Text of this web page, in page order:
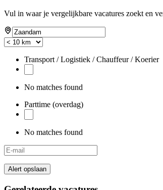
Vul in waar je vergelijkbare vacatures zoekt en
Transport / Logistiek / Chauffeur / Koerier
No matches found
Parttime (overdag)
No matches found
Alert opslaan